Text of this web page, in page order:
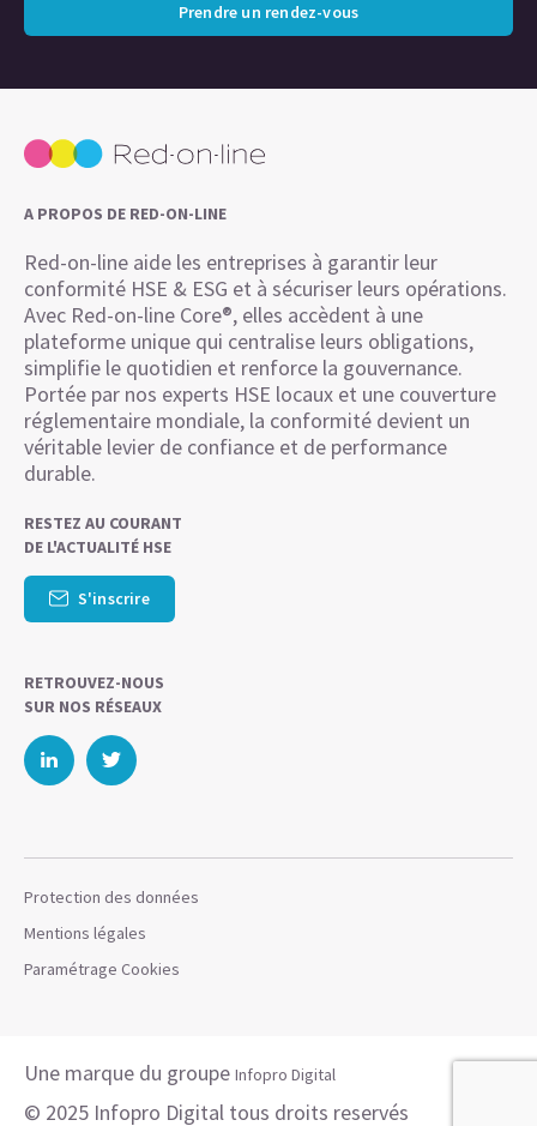
Prendre un rendez-vous
A PROPOS DE RED-ON-LINE
Red-on-line aide les entreprises à garantir leur
conformité HSE & ESG et à sécuriser leurs opérations.
Avec Red-on-line Core®, elles accèdent à une
plateforme unique qui centralise leurs obligations,
simplifie le quotidien et renforce la gouvernance.
Portée par nos experts HSE locaux et une couverture
réglementaire mondiale, la conformité devient un
véritable levier de confiance et de performance
durable.
RESTEZ AU COURANT
DE L'ACTUALITÉ HSE
S'inscrire
RETROUVEZ-NOUS
SUR NOS RÉSEAUX
Protection des données
Mentions légales
Paramétrage Cookies
Une marque du groupe Infopro Digital
© 2025 Infopro Digital tous droits reservés